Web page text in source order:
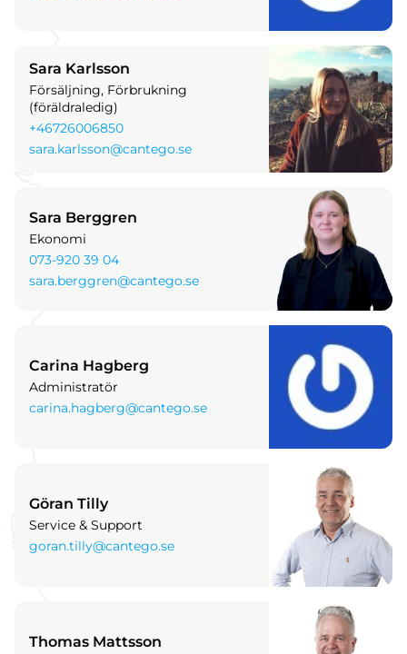
Sara Karlsson
Försäljning, Förbrukning
(föräldraledig)
+46726006850
sara.karlsson@cantego.se
Sara Berggren
Ekonomi
073-920 39 04
sara.berggren@cantego.se
Carina Hagberg
Administratör
carina.hagberg@cantego.se
Göran Tilly
Service & Support
goran.tilly@cantego.se
Thomas Mattsson